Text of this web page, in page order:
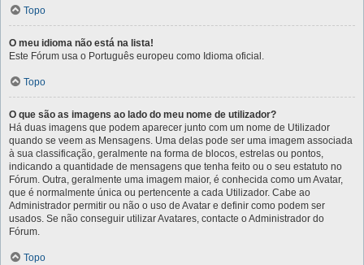
Topo
O meu idioma não está na lista!
Este Fórum usa o Português europeu como Idioma oficial.
Topo
O que são as imagens ao lado do meu nome de utilizador?
Há duas imagens que podem aparecer junto com um nome de Utilizador
quando se veem as Mensagens. Uma delas pode ser uma imagem associada
à sua classificação, geralmente na forma de blocos, estrelas ou pontos,
indicando a quantidade de mensagens que tenha feito ou o seu estatuto no
Fórum. Outra, geralmente uma imagem maior, é conhecida como um Avatar,
que é normalmente única ou pertencente a cada Utilizador. Cabe ao
Administrador permitir ou não o uso de Avatar e definir como podem ser
usados. Se não conseguir utilizar Avatares, contacte o Administrador do
Fórum.
Topo